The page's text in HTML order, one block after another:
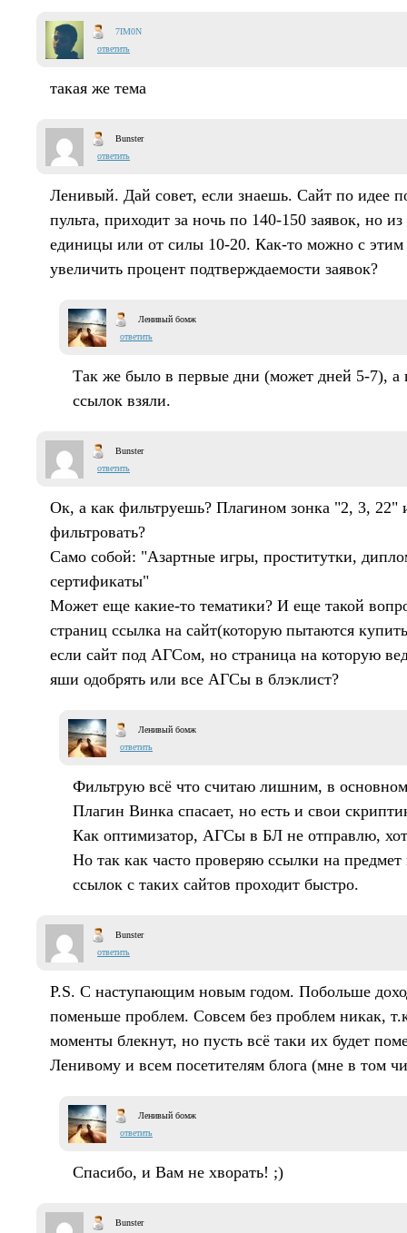
7IM0N
ответить
такая же тема
Bunster
ответить
Ленивый. Дай совет, если знаешь. Сайт по идее
пульта, приходит за ночь по 140-150 заявок, но
единицы или от силы 10-20. Как-то можно с этим
увеличить процент подтверждаемости заявок?
Ленивый бомж
ответить
Так же было в первые дни (может дней 5-7), а
ссылок взяли.
Bunster
ответить
Ок, а как фильтруешь? Плагином зонка "2, 3, 22"
фильтровать?
Само собой: "Азартные игры, проститутки,
сертификаты"
Может еще какие-то тематики? И еще такой
страниц ссылка на сайт(которую пытаются
если сайт под АГСом, но страница на которую
яши одобрять или все АГСы в блэклист?
Ленивый бомж
ответить
Фильтрую всё что считаю лишним, в основном
Плагин Винка спасает, но есть и свои
Как оптимизатор, АГСы в БЛ не отправлю,
Но так как часто проверяю ссылки на
ссылок с таких сайтов проходит быстро.
Bunster
ответить
P.S. С наступающим новым годом. Побольше
поменьше проблем. Совсем без проблем никак,
моменты блекнут, но пусть всё таки их будет
Ленивому и всем посетителям блога (мне в том
Ленивый бомж
ответить
Спасибо, и Вам не хворать! ;)
Bunster